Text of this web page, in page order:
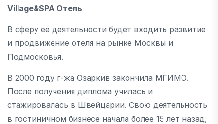
Village&SPA Отель
В сферу ее деятельности будет входить развитие
и продвижение отеля на рынке Москвы и
Подмосковья.
В 2000 году г-жа Озаркив закончила МГИМО.
После получения диплома училась и
стажировалась в Швейцарии. Свою деятельность
в гостиничном бизнесе начала более 15 лет назад,